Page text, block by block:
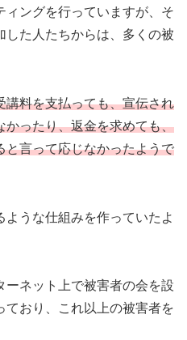
ィングを行っていますが、そ
た人たちからは、多くの被
講料を支払っても、宣伝され
かったり、返金を求めても、
と言って応じなかったようで
うな仕組みを作っていたよ
ーネット上で被害者の会を設
ており、これ以上の被害者を